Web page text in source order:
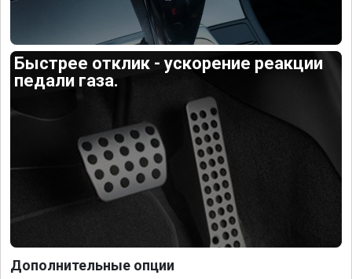
Быстрее отклик - ускорение реакции
педали газа.
Дополнительные опции